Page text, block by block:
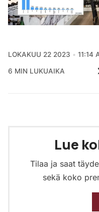
LOKAKUU 22 2023 11:14
6 MIN LUKUAIKA
Lue
Tilaa ja saat
sekä koko